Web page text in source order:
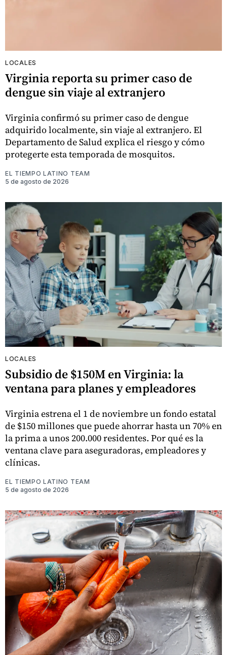
LOCALES
Virginia reporta su primer caso de
dengue sin viaje al extranjero
Virginia confirmó su primer caso de dengue
adquirido localmente, sin viaje al extranjero. El
Departamento de Salud explica el riesgo y cómo
protegerte esta temporada de mosquitos.
EL TIEMPO LATINO TEAM
5 de agosto de 2026
LOCALES
Subsidio de $150M en Virginia: la
ventana para planes y empleadores
Virginia estrena el 1 de noviembre un fondo estatal
de $150 millones que puede ahorrar hasta un 70% en
la prima a unos 200.000 residentes. Por qué es la
ventana clave para aseguradoras, empleadores y
clínicas.
EL TIEMPO LATINO TEAM
5 de agosto de 2026